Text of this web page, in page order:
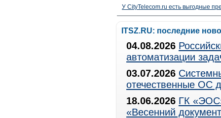
У CityTelecom.ru есть выгодные
ITSZ.RU: последние
04.08.2026
автоматизации
03.07.2026
отечественные ОС
18.06.2026 ГК
«Весенний